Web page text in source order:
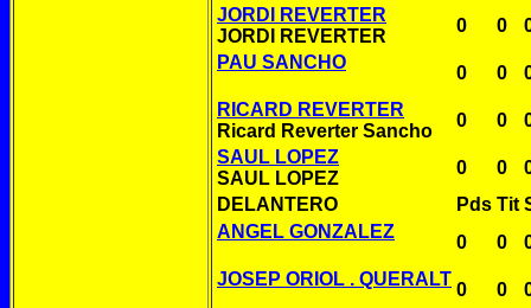
JORDI REVERTER
JORDI REVERTER
0 0
PAU SANCHO
0 0
RICARD REVERTER
Ricard Reverter Sancho
0 0
SAUL LOPEZ
SAUL LOPEZ
0 0
DELANTERO
Pds Tit
ANGEL GONZALEZ
0 0
JOSEP ORIOL . QUERALT
0 0